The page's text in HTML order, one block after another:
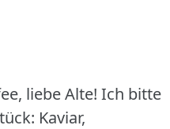
liebe Alte! Ich bitte
Kaviar,